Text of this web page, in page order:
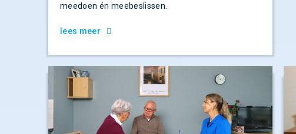
meedoen én meebeslissen.
lees meer